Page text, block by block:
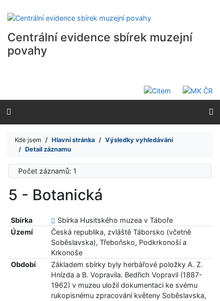
Přejít na menu
Centrální evidence sbírek muzejní
povahy
Kde jsem Hlavní stránka
Výsledky vyhledávání
Detail záznamu
Počet záznamů: 1
5 - Botanická
Sbírka
Sbírka Husitského muzea v Táboře
Území
Česká republika, zvláště Táborsko (včetně
Soběslavska), Třeboňsko, Podkrkonoší a
Krkonoše
Období
Základem sbírky byly herbářové položky A. Z.
Hnízda a B. Vopravila. Bedřich Vopravil (1887-
1962) v muzeu uložil dokumentaci ke svému
rukopisnému zpracování květeny Soběslavska,